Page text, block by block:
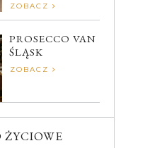
ZOBACZ
PROSECCO VAN
ŚLĄSK
ZOBACZ